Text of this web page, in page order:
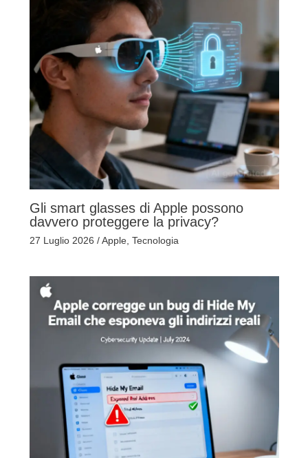
Gli smart glasses di Apple possono
davvero proteggere la privacy?
27 Luglio 2026 /Apple, Tecnologia